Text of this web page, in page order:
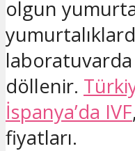
olgun
döllenir.
İspanya’da IVF,
fiyatları.